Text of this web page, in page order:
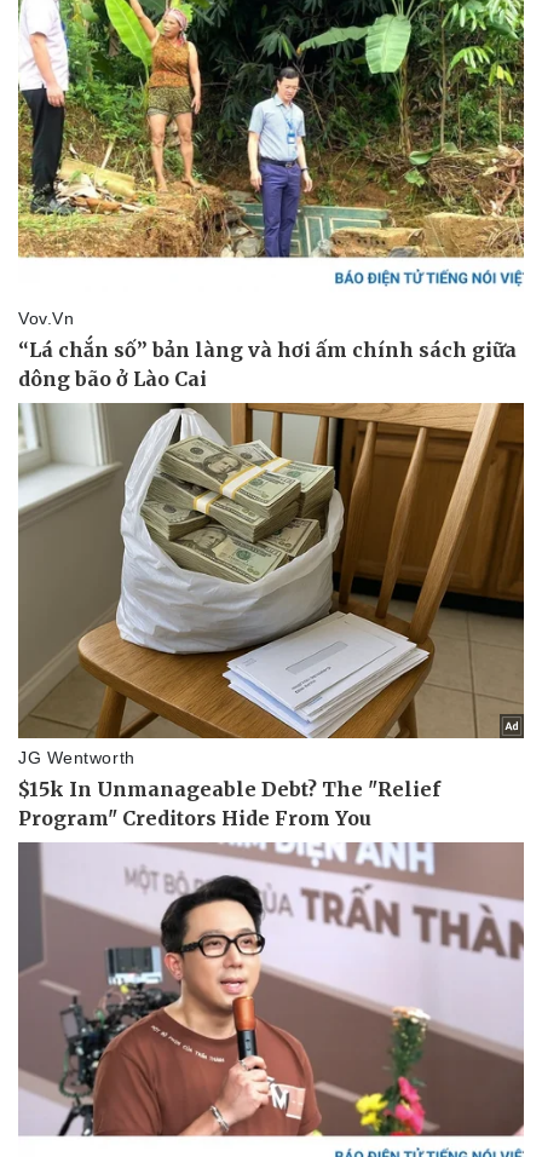
Pháp luật
Vụ án
Tin nóng
Tư vấn luật
Quân sự - Quốc phòng
Vũ khí
Việt Nam
Phân tích